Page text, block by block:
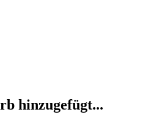
hinzugefügt...